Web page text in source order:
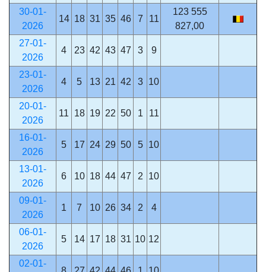
30-01-
2026
14 18 31 35 46 7 11
123 555
827,00
27-01-
2026
4 23 42 43 47 3 9
23-01-
2026
4 5 13 21 42 3 10
20-01-
2026
11 18 19 22 50 1 11
16-01-
2026
5 17 24 29 50 5 10
13-01-
2026
6 10 18 44 47 2 10
09-01-
2026
1 7 10 26 34 2 4
06-01-
2026
5 14 17 18 31 10 12
02-01-